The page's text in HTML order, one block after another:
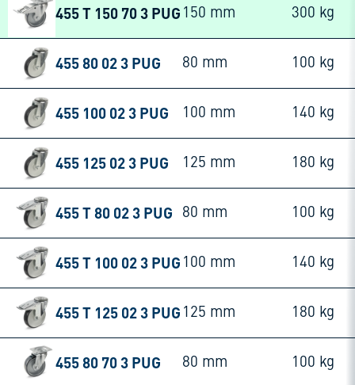
455 T 150 70 3 PUG 150 mm 300 kg
455 80 02 3 PUG 80 mm 100 kg
455 100 02 3 PUG 100 mm 140 kg
455 125 02 3 PUG 125 mm 180 kg
455 T 80 02 3 PUG 80 mm 100 kg
455 T 100 02 3 PUG 100 mm 140 kg
455 T 125 02 3 PUG 125 mm 180 kg
455 80 70 3 PUG 80 mm 100 kg